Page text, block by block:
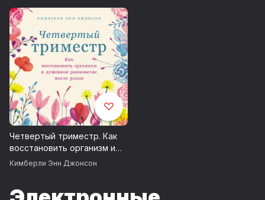
Четвертый триместр. Как
восстановить организм и
душевное равновесие
Кимберли Энн Джонсон